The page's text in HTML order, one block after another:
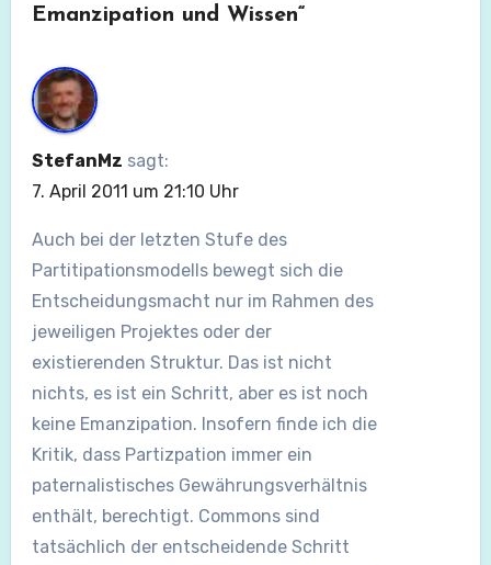
Emanzipation und Wissen“
StefanMz sagt:
7. April 2011 um 21:10 Uhr
Auch bei der letzten Stufe des
Partitipationsmodells bewegt sich die
Entscheidungsmacht nur im Rahmen des
jeweiligen Projektes oder der
existierenden Struktur. Das ist nicht
nichts, es ist ein Schritt, aber es ist noch
keine Emanzipation. Insofern finde ich die
Kritik, dass Partizpation immer ein
paternalistisches Gewährungsverhältnis
enthält, berechtigt. Commons sind
tatsächlich der entscheidende Schritt